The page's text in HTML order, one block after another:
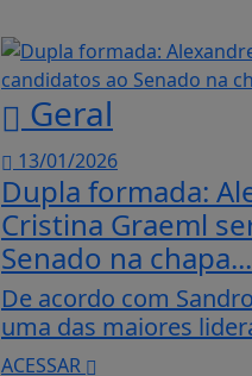
Geral
13/01/2026
Dupla formada:
Cristina Graeml
Senado na chapa...
De acordo com
uma das maiores
ACESSAR